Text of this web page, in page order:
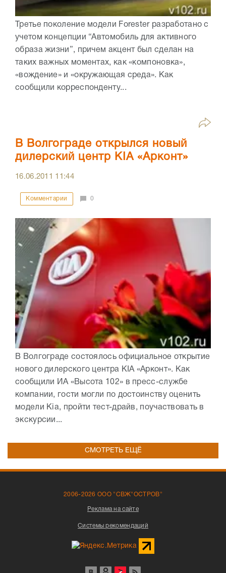
Третье поколение модели Forester разработано с
учетом концепции “Автомобиль для активного
образа жизни”, причем акцент был сделан на
таких важных моментах, как «компоновка»,
«вождение» и «окружающая среда». Как
сообщили корреспонденту...
В Волгограде открылся новый
дилерский центр KIA «Арконт»
16.06.2011 11:44
Комментарии 0
В Волгограде состоялось официальное открытие
нового дилерского центра KIA «Арконт». Как
сообщили ИА «Высота 102» в пресс-службе
компании, гости могли по достоинству оценить
модели Kia, пройти тест-драйв, поучаствовать в
экскурсии...
СМОТРЕТЬ ЕЩЁ
2006-2026 ООО "СВЖ"ОСТРОВ"
Реклама на сайте
Системы рекомендаций